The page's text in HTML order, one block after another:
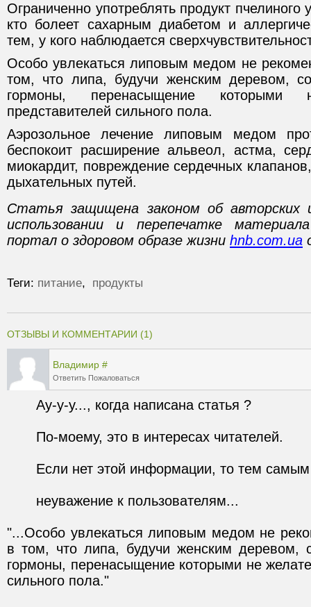
Ограниченно употреблять продукт
кто болеет сахарным диабетом и
тем, у кого наблюдается
Особо увлекаться липовым медом не
том, что липа, будучи женским деревом,
гормоны, перенасыщение
представителей сильного пола.
Аэрозольное лечение липовым медом
беспокоит расширение альвеол, астма,
миокардит, повреждение сердечных
дыхательных путей.
Статья защищена законом об авторских
использовании и перепечатке
портал о здоровом образе жизни hnb.com.ua
Теги: питание, продукты
ОТЗЫВЫ И КОММЕНТАРИИ (1)
Владимир #
Ответить Пожаловаться
"...Особо увлекаться липовым медом не
в том, что липа, будучи женским деревом,
гормоны, перенасыщение которыми не